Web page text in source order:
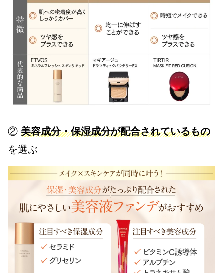
② 美容成分・保湿成分が配合されているもの
を選ぶ